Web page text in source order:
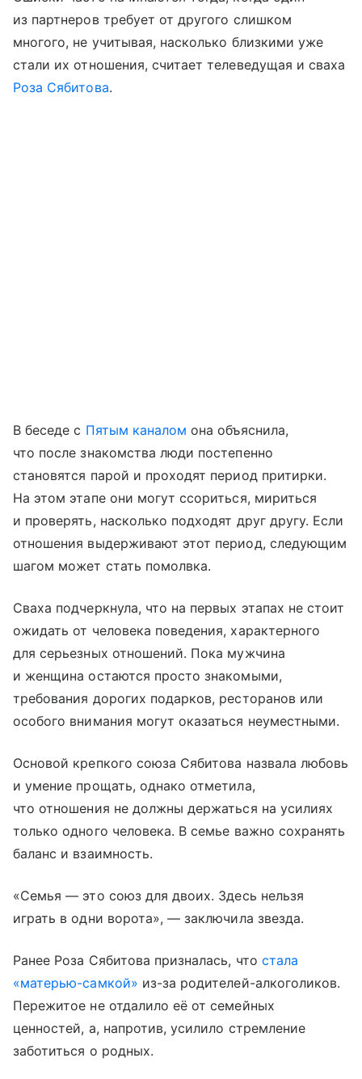
из партнеров требует от другого слишком
многого, не учитывая, насколько близкими уже
стали их отношения, считает телеведущая и сваха
Роза Сябитова.
В беседе с Пятым каналом она объяснила,
что после знакомства люди постепенно
становятся парой и проходят период притирки.
На этом этапе они могут ссориться, мириться
и проверять, насколько подходят друг другу. Если
отношения выдерживают этот период, следующим
шагом может стать помолвка.
Сваха подчеркнула, что на первых этапах не стоит
ожидать от человека поведения, характерного
для серьезных отношений. Пока мужчина
и женщина остаются просто знакомыми,
требования дорогих подарков, ресторанов или
особого внимания могут оказаться неуместными.
Основой крепкого союза Сябитова назвала любовь
и умение прощать, однако отметила,
что отношения не должны держаться на усилиях
только одного человека. В семье важно сохранять
баланс и взаимность.
«Семья — это союз для двоих. Здесь нельзя
играть в одни ворота», — заключила звезда.
Ранее Роза Сябитова призналась, что стала
«матерью-самкой» из-за родителей-алкоголиков.
Пережитое не отдалило её от семейных
ценностей, а, напротив, усилило стремление
заботиться о родных.